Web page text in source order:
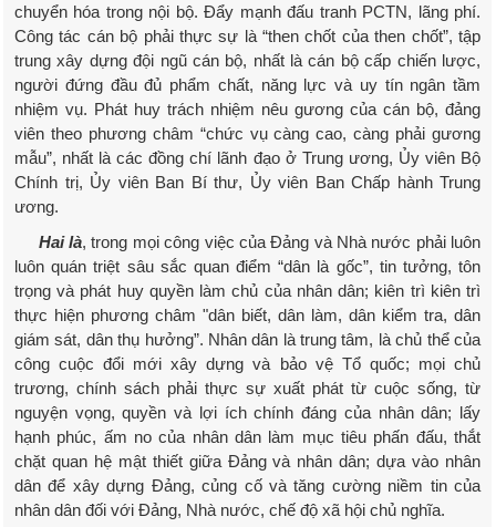
chuyển hóa trong nội bộ. Đẩy mạnh đấu tranh PCTN, lãng phí.
Công tác cán bộ phải thực sự là “then chốt của then chốt”, tập
trung xây dựng đội ngũ cán bộ, nhất là cán bộ cấp chiến lược,
người đứng đầu đủ phẩm chất, năng lực và uy tín ngân tầm
nhiệm vụ. Phát huy trách nhiệm nêu gương của cán bộ, đảng
viên theo phương châm “chức vụ càng cao, càng phải gương
mẫu”, nhất là các đồng chí lãnh đạo ở Trung ương, Ủy viên Bộ
Chính trị, Ủy viên Ban Bí thư, Ủy viên Ban Chấp hành Trung
ương.
Hai là, trong mọi công việc của Đảng và Nhà nước phải luôn
luôn quán triệt sâu sắc quan điểm “dân là gốc”, tin tưởng, tôn
trọng và phát huy quyền làm chủ của nhân dân; kiên trì kiên trì
thực hiện phương châm "dân biết, dân làm, dân kiểm tra, dân
giám sát, dân thụ hưởng”. Nhân dân là trung tâm, là chủ thể của
công cuộc đổi mới xây dựng và bảo vệ Tổ quốc; mọi chủ
trương, chính sách phải thực sự xuất phát từ cuộc sống, từ
nguyện vọng, quyền và lợi ích chính đáng của nhân dân; lấy
hạnh phúc, ấm no của nhân dân làm mục tiêu phấn đấu, thắt
chặt quan hệ mật thiết giữa Đảng và nhân dân; dựa vào nhân
dân để xây dựng Đảng, củng cố và tăng cường niềm tin của
nhân dân đối với Đảng, Nhà nước, chế độ xã hội chủ nghĩa.